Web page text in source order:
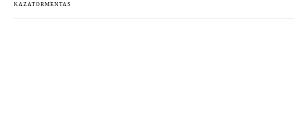
KAZATORMENTAS